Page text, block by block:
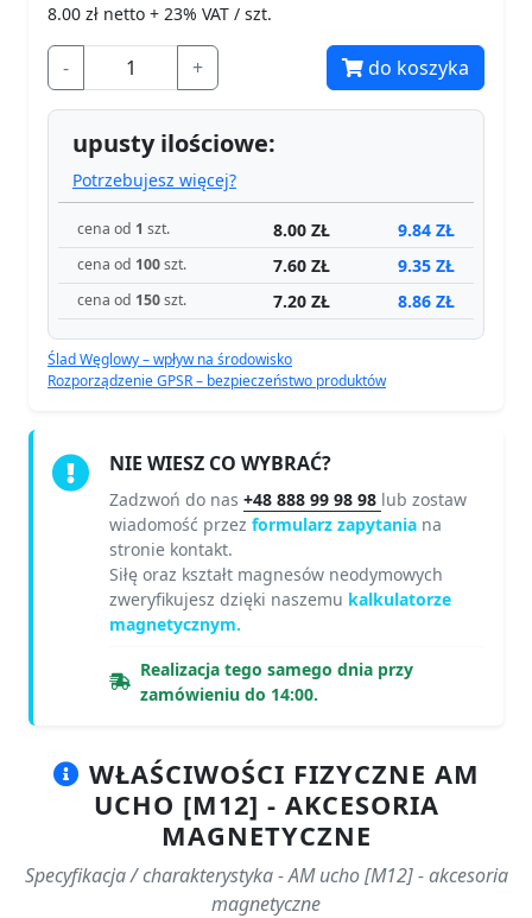
8.00 zł netto + 23% VAT / szt.
- + do koszyka
upusty ilościowe:
Potrzebujesz więcej?
cena od 1 szt. 8.00 ZŁ 9.84 ZŁ
cena od 100szt. 7.60 ZŁ 9.35 ZŁ
cena od 150szt. 7.20 ZŁ 8.86 ZŁ
Ślad Węglowy – wpływ na środowisko
Rozporządzenie GPSR – bezpieczeństwo produktów
NIE WIESZ CO WYBRAĆ?
Zadzwoń do nas +48 888 99 98 98 lub zostaw
wiadomość przez formularz zapytania na
stronie kontakt.
Siłę oraz kształt magnesów neodymowych
zweryfikujesz dzięki naszemu kalkulatorze
magnetycznym.
Realizacja tego samego dnia przy
zamówieniu do 14:00.
WŁAŚCIWOŚCI FIZYCZNE AM
UCHO [M12] - AKCESORIA
MAGNETYCZNE
Specyfikacja / charakterystyka - AM ucho [M12] - akcesoria
magnetyczne